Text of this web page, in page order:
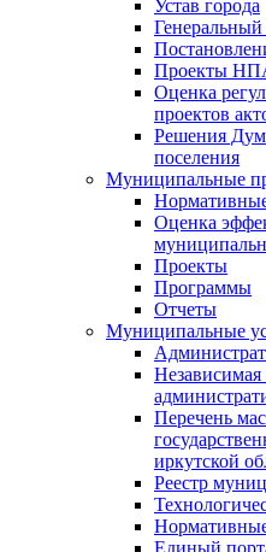
Устав города
Генеральный
Проекты
Оценка
проектов
Решения
поселения
Муниципальные
Оценка
Проекты
Программы
Отчеты
Муниципальные
Независимая
Перечень
иркутской
Реестр